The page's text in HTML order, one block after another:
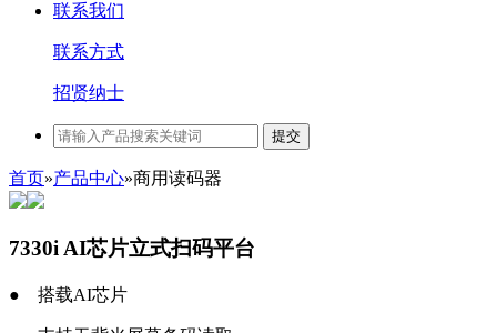
联系我们
联系方式
招贤纳士
提交
首页»产品中心»商用读码器
7330i AI芯片立式扫码平台
● 搭载AI芯片